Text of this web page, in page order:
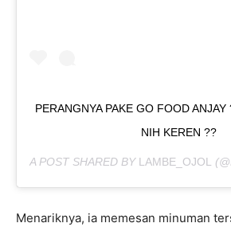
PERANGNYA PAKE GO FOOD
NIH KEREN ??
A POST SHARED BY LAMBE_OJOL
Menariknya, ia memesan minuman